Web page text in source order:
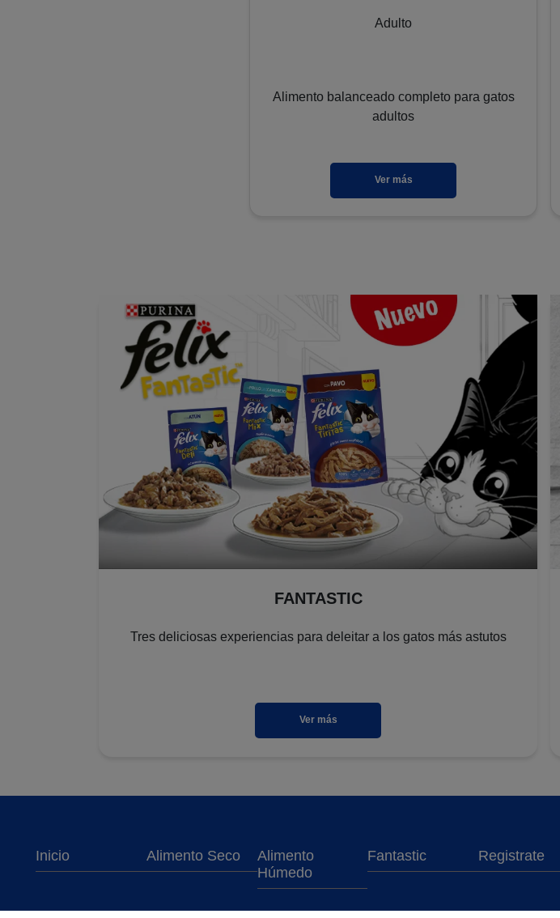
Adulto
Alimento balanceado completo para gatos
adultos
Ver más
FANTASTIC
Tres deliciosas experiencias para deleitar a los gatos más astutos
Ver más
Inicio Alimento Seco
Alimento
Húmedo
Fantastic Registrate